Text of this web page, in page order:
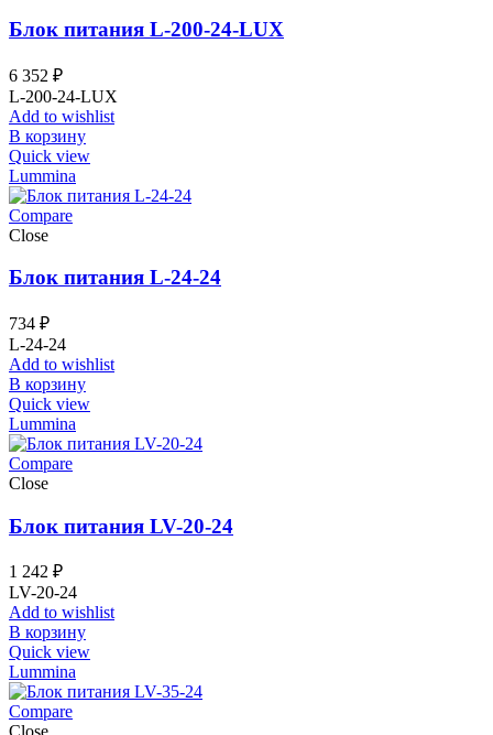
Блок питания L-200-24-LUX
6 352 ₽
L-200-24-LUX
Add to wishlist
В корзину
Quick view
Lummina
Compare
Close
Блок питания L-24-24
734 ₽
L-24-24
Add to wishlist
В корзину
Quick view
Lummina
Compare
Close
Блок питания LV-20-24
1 242 ₽
LV-20-24
Add to wishlist
В корзину
Quick view
Lummina
Compare